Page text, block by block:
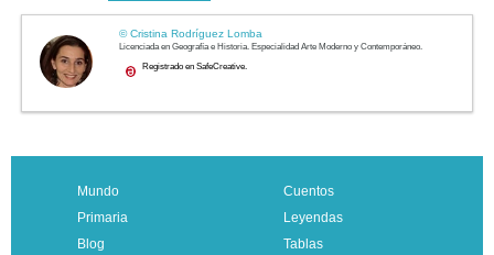
Mundo
Primaria
Blog
Cuentos
Leyendas
Tablas